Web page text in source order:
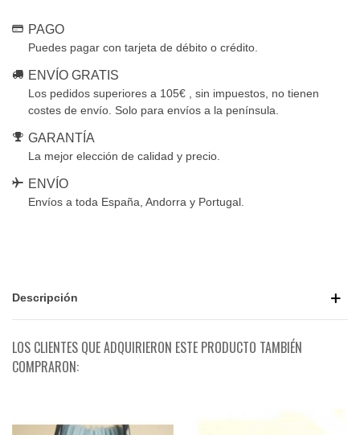
PAGO
Puedes pagar con tarjeta de débito o crédito.
ENVÍO GRATIS
Los pedidos superiores a 105€ , sin impuestos, no tienen
costes de envío. Solo para envíos a la península.
GARANTÍA
La mejor elección de calidad y precio.
ENVÍO
Envíos a toda España, Andorra y Portugal.
Descripción
LOS CLIENTES QUE ADQUIRIERON ESTE PRODUCTO TAMBIÉN
COMPRARON: